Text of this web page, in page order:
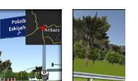
hale getiriyor.